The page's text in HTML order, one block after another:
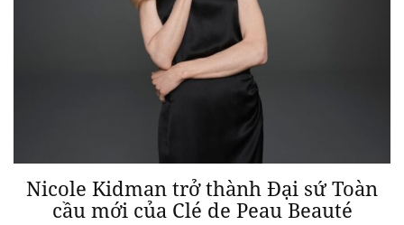
Nicole Kidman trở thành Đại sứ Toàn
cầu mới của Clé de Peau Beauté